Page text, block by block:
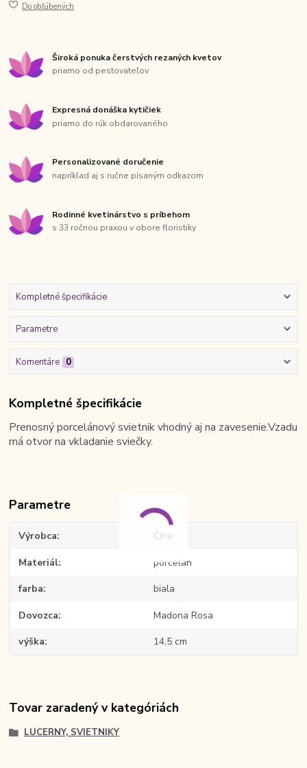
Do obľúbených
Široká ponuka čerstvých rezaných kvetov
priamo od pestovateľov
Expresná donáška kytičiek
priamo do rúk obdarovaného
Personalizované doručenie
napríklad aj s ručne písaným odkazom
Rodinné kvetinárstvo s príbehom
s 33 ročnou praxou v obore floristiky
Kompletné špecifikácie
Parametre
Komentáre 0
Kompletné špecifikácie
Prenosný porcelánový svietnik vhodný aj na zavesenie.Vzadu
má otvor na vkladanie sviečky.
Parametre
Výrobca Čína
Materiál porcelan
farba biala
Dovozca Madona Rosa
výška 14,5 cm
Tovar zaradený v kategóriách
LUCERNY, SVIETNIKY